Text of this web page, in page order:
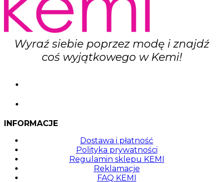
Wyraź siebie poprzez modę i znajdź
coś wyjątkowego w Kemi!
INFORMACJE
Dostawa i płatność
Polityka prywatności
Regulamin sklepu KEMI
Reklamacje
FAQ KEMI